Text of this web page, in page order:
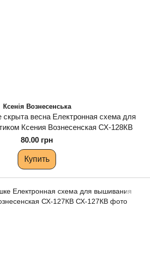
Ксенія Вознесенська
скрыта весна Електронная схема для
Ксения Вознесенская СХ-128КВ
80.00 грн
Купить